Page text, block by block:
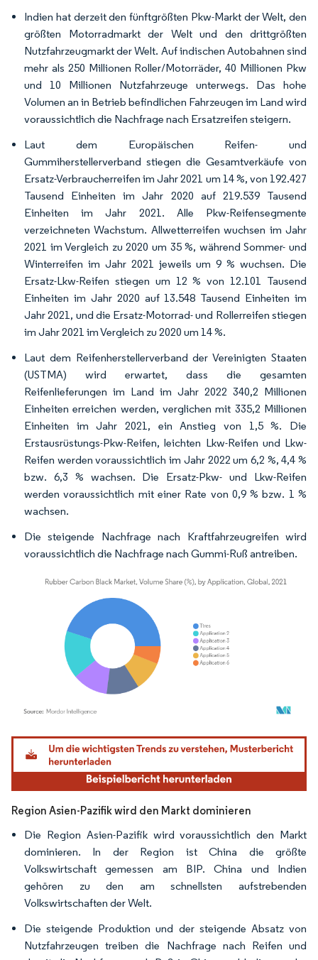
Indien hat derzeit den fünftgrößten Pkw-Markt der Welt, den
größten Motorradmarkt der Welt und den drittgrößten
Nutzfahrzeugmarkt der Welt. Auf indischen Autobahnen sind
mehr als 250 Millionen Roller/Motorräder, 40 Millionen Pkw
und 10 Millionen Nutzfahrzeuge unterwegs. Das hohe
Volumen an in Betrieb befindlichen Fahrzeugen im Land wird
voraussichtlich die Nachfrage nach Ersatzreifen steigern.
Laut dem Europäischen Reifen- und
Gummiherstellerverband stiegen die Gesamtverkäufe von
Ersatz-Verbraucherreifen im Jahr 2021 um 14 %, von 192.427
Tausend Einheiten im Jahr 2020 auf 219.539 Tausend
Einheiten im Jahr 2021. Alle Pkw-Reifensegmente
verzeichneten Wachstum. Allwetterreifen wuchsen im Jahr
2021 im Vergleich zu 2020 um 35 %, während Sommer- und
Winterreifen im Jahr 2021 jeweils um 9 % wuchsen. Die
Ersatz-Lkw-Reifen stiegen um 12 % von 12.101 Tausend
Einheiten im Jahr 2020 auf 13.548 Tausend Einheiten im
Jahr 2021, und die Ersatz-Motorrad- und Rollerreifen stiegen
im Jahr 2021 im Vergleich zu 2020 um 14 %.
Laut dem Reifenherstellerverband der Vereinigten Staaten
(USTMA) wird erwartet, dass die gesamten
Reifenlieferungen im Land im Jahr 2022 340,2 Millionen
Einheiten erreichen werden, verglichen mit 335,2 Millionen
Einheiten im Jahr 2021, ein Anstieg von 1,5 %. Die
Erstausrüstungs-Pkw-Reifen, leichten Lkw-Reifen und Lkw-
Reifen werden voraussichtlich im Jahr 2022 um 6,2 %, 4,4 %
bzw. 6,3 % wachsen. Die Ersatz-Pkw- und Lkw-Reifen
werden voraussichtlich mit einer Rate von 0,9 % bzw. 1 %
wachsen.
Die steigende Nachfrage nach Kraftfahrzeugreifen wird
voraussichtlich die Nachfrage nach Gummi-Ruß antreiben.
Bild © Mordor Intelligence. Wiederverwendung erfordert Namensnennung gemäß
Region Asien-Pazifik wird den Markt dominieren
Die Region Asien-Pazifik wird voraussichtlich den Markt
dominieren. In der Region ist China die größte
Volkswirtschaft gemessen am BIP. China und Indien
gehören zu den am schnellsten aufstrebenden
Volkswirtschaften der Welt.
Die steigende Produktion und der steigende Absatz von
Nutzfahrzeugen treiben die Nachfrage nach Reifen und